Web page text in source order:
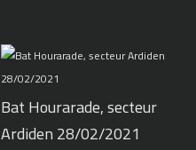
Bat Hourarade, secteur
Ardiden 28/02/2021